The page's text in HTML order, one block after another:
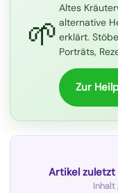
🌱
Altes
alternative
erklärt.
Porträts,
Zur
Artikel